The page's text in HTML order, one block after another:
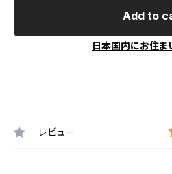
Add to
日本国内にお住ま
レビュー